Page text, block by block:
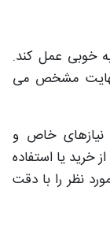
خوبی عمل کند.
مشخص می
خاص و
خرید یا استفاده
نظر را با دقت